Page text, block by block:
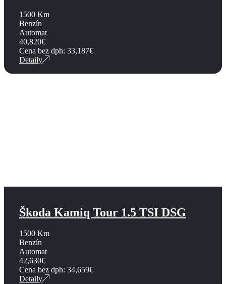
1500 Km
Benzín
Automat
40,820€
Cena bez dph: 33,187€
Detaily
Škoda Kamiq Tour 1.5 TSI DSG
1500 Km
Benzín
Automat
42,630€
Cena bez dph: 34,659€
Detaily